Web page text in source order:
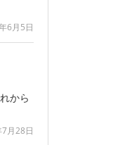
6月5日
から
月28日